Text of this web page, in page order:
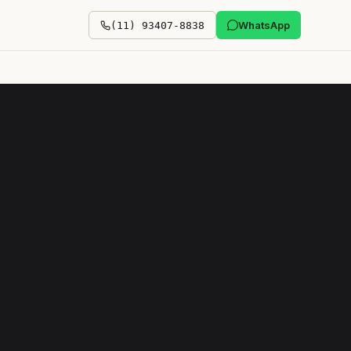
(11) 93407-8838 WhatsApp